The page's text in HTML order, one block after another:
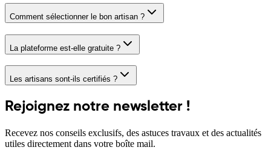
Comment sélectionner le bon artisan ?
La plateforme est-elle gratuite ?
Les artisans sont-ils certifiés ?
Rejoignez notre newsletter !
Recevez nos conseils exclusifs, des astuces travaux et des actualités
utiles directement dans votre boîte mail.